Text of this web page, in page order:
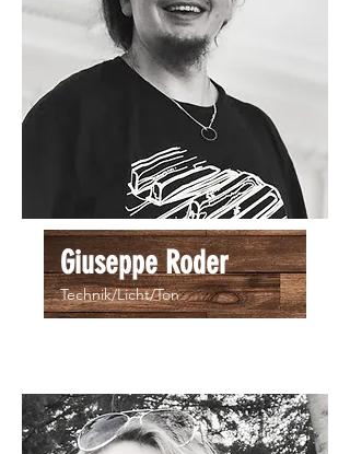
Technik/Licht/Ton
Giuseppe Roder